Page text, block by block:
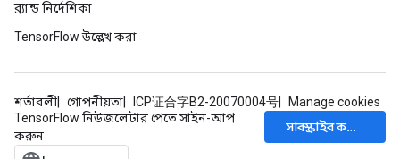
ব্র্যান্ড নির্দেশিকা
TensorFlow উল্লেখ করা
শর্তাবলী গোপনীয়তা ICP证合字B2-20070004号
Manage cookies
TensorFlow নিউজলেটার পেতে সাইন-আপ
করুন
সাবস্ক্রাইব করুন